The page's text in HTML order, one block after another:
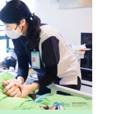
照顧計劃
服務券計劃
照顧(資助)服務